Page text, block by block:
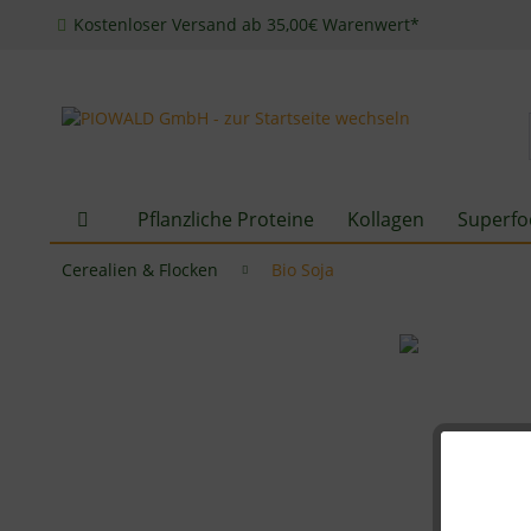
Kostenloser Versand ab 35,00€ Warenwert*
Pflanzliche Proteine Kollagen
Cerealien & Flocken Bio Soja